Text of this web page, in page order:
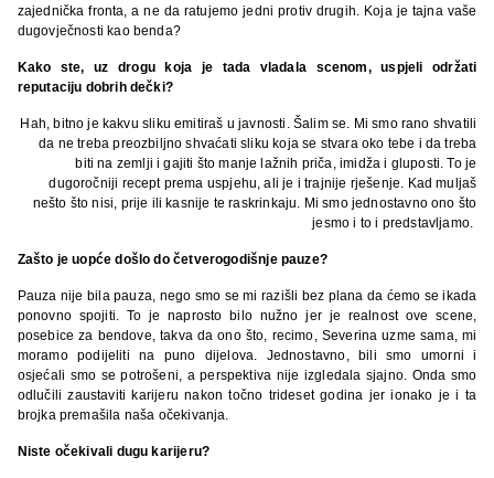
zajednička fronta, a ne da ratujemo jedni protiv drugih. Koja je tajna vaše
dugovječnosti kao benda?
Kako ste, uz drogu koja je tada vladala scenom, uspjeli održati
reputaciju dobrih dečki?
Hah, bitno je kakvu sliku emitiraš u javnosti. Šalim se. Mi smo rano shvatili
da ne treba preozbiljno shvaćati sliku koja se stvara oko tebe i da treba
biti na zemlji i gajiti što manje lažnih priča, imidža i gluposti. To je
dugoročniji recept prema uspjehu, ali je i trajnije rješenje. Kad muljaš
nešto što nisi, prije ili kasnije te raskrinkaju. Mi smo jednostavno ono što
jesmo i to i predstavljamo.
Zašto je uopće došlo do četverogodišnje pauze?
Pauza nije bila pauza, nego smo se mi razišli bez plana da ćemo se ikada
ponovno spojiti. To je naprosto bilo nužno jer je realnost ove scene,
posebice za bendove, takva da ono što, recimo, Severina uzme sama, mi
moramo podijeliti na puno dijelova. Jednostavno, bili smo umorni i
osjećali smo se potrošeni, a perspektiva nije izgledala sjajno. Onda smo
odlučili zaustaviti karijeru nakon točno trideset godina jer ionako je i ta
brojka premašila naša očekivanja.
Niste očekivali dugu karijeru?